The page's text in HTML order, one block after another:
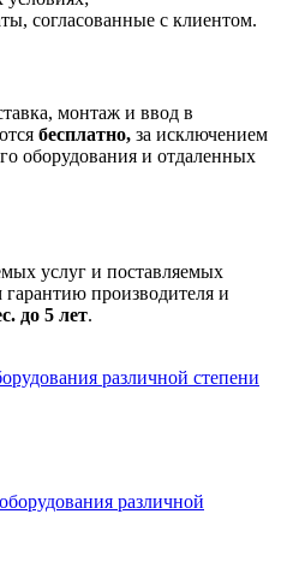
согласованные с клиентом.
монтаж и ввод в
бесплатно, за исключением
оборудования и отдаленных
услуг и поставляемых
производителя и
до 5 лет.
различной